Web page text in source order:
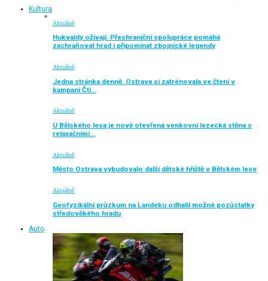
Kultura
Aktuálně
Hukvaldy ožívají. Přeshraniční spolupráce pomáhá
zachraňovat hrad i připomínat zbojnické legendy
Aktuálně
Jedna stránka denně. Ostrava si zatrénovala ve čtení v
kampani Čti…
Aktuálně
U Bělského lesa je nově otevřená venkovní lezecká stěna s
relaxačními…
Aktuálně
Město Ostrava vybudovalo další dětské hřiště v Bělském lese
Aktuálně
Geofyzikální průzkum na Landeku odhalil možné pozůstatky
středověkého hradu
Auto